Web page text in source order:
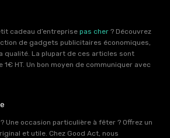
cadeau d’entreprise pas cher ? Découvrez
de gadgets publicitaires économiques,
qualité. La plupart de ces articles sont
1€ HT. Un bon moyen de communiquer avec
Une occasion particulière à fêter ? Offrez un
et utile. Chez Good Act, nous